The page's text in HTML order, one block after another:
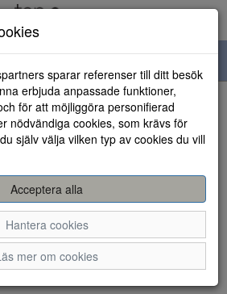
sparar referenser till ditt besök
erbjuda anpassade funktioner,
för att möjliggöra personifierad
nödvändiga cookies, som krävs för
själv välja vilken typ av cookies du vill
Acceptera alla
Hantera cookies
mer om cookies